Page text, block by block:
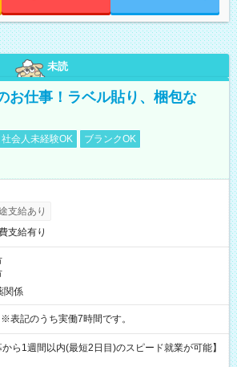
未読
お仕事！ラベル貼り、梱包な
社会人未経験OK
ブランクOK
支給あり
支給有り
関係
9:00～17:00 ※表記のうち実働7時間です。
ら1週間以内(最短2日目)のスピード就業が可能】